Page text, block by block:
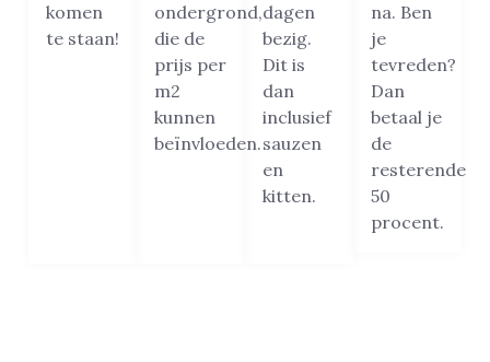
komen
te staan!
ondergrond,
die de
prijs per
m2
kunnen
beïnvloeden.
dagen
bezig.
Dit is
dan
inclusief
sauzen
en
kitten.
na. Ben
je
tevreden?
Dan
betaal je
de
resterende
50
procent.